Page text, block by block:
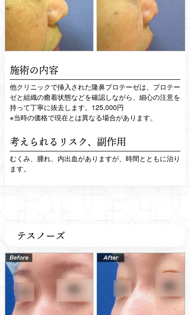
施術の内容
他クリニックで挿入された隆鼻プロテーゼは、プロテー
ゼと組織の癒着状態などを確認しながら、細心の注意を
持って丁寧に抜去します。125,000円
※当時の価格で現在とは異なる場合があります。
考えられるリスク、 副作用
むくみ、腫れ、内出血がありますが、時間とともに治り
ます。
テスノーズ